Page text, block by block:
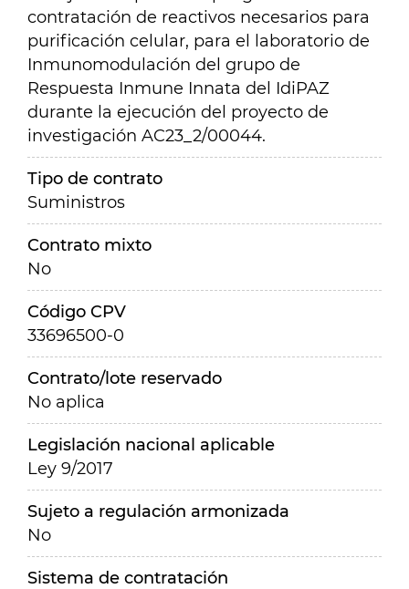
contratación de reactivos necesarios para
purificación celular, para el laboratorio de
Inmunomodulación del grupo de
Respuesta Inmune Innata del IdiPAZ
durante la ejecución del proyecto de
investigación AC23_2/00044.
Tipo de contrato
Suministros
Contrato mixto
No
Código CPV
33696500-0
Contrato/lote reservado
No aplica
Legislación nacional aplicable
Ley 9/2017
Sujeto a regulación armonizada
No
Sistema de contratación